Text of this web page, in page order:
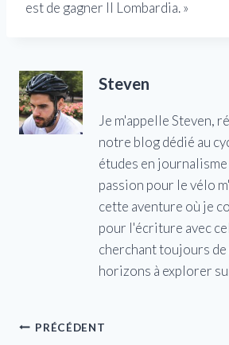
est de gagner Il Lombardia. »
Steven
Je m'appelle Steven,
notre blog dédié au
études en
passion pour le vélo
cette aventure où je
pour l'écriture avec
cherchant toujours de
horizons à explorer
Navigation
PRÉCÉDENT